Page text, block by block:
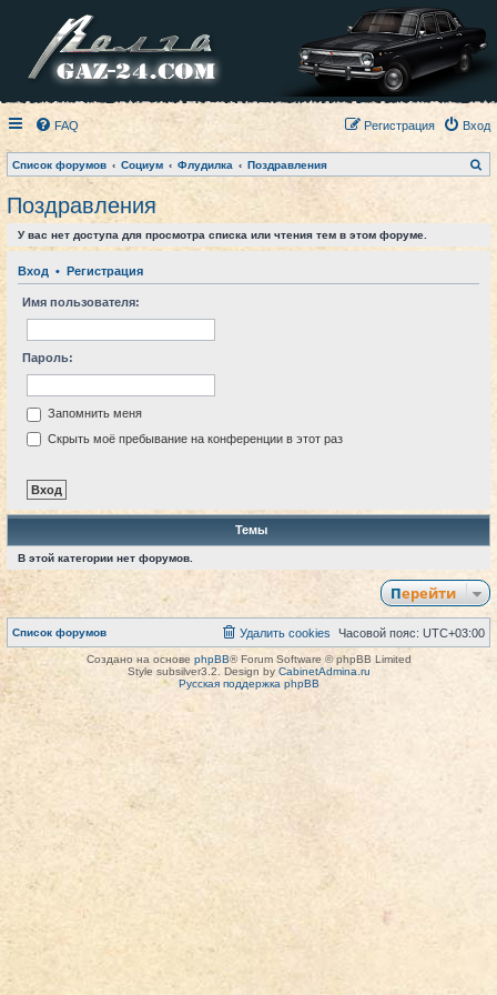
FAQ Вход
Регистрация
Список форумов Социум Флудилка Поздравления
о
Поздравления
У вас нет доступа для просмотра списка или чтения тем в этом форуме.
Вход • Регистрация
Имя пользователя:
Пароль:
Запомнить меня
Скрыть моё пребывание на конференции в этот раз
Темы
В этой категории нет форумов.
Перейти
Список форумов Часовой пояс: UTC+03:00
Удалить cookies
Создано на основе phpBB® Forum Software © phpBB Limited
Style subsilver3.2. Design by CabinetAdmina.ru
Русская поддержка phpBB